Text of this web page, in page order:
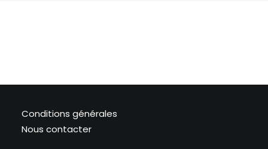
Conditions générales
Nous contacter